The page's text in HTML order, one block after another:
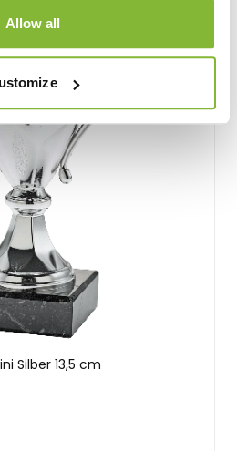
Allow all
Silber 13,5 cm